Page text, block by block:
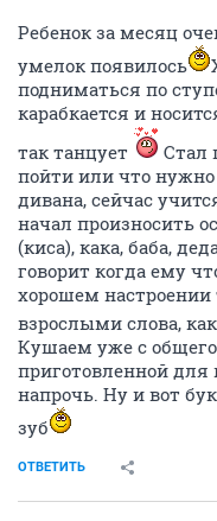
Ребенок за месяц
умелок появилось
подниматься по
карабкается и
так танцует
Стал
пойти или что нужно
дивана, сейчас
начал произносить
(киса), кака, баба,
говорит когда ему
хорошем настроении
взрослыми слова,
Кушаем уже с общего
приготовленной для
напрочь. Ну и вот
зуб
ОТВЕТИТЬ